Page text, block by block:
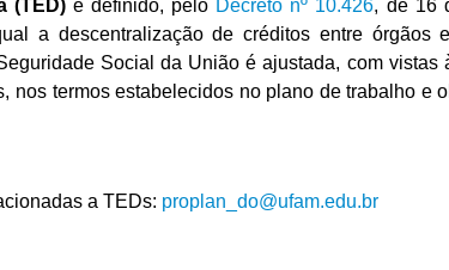
(TED)é definido, pelo Decreto nº 10.426, de 16
a descentralização de créditos entre órgãos
Social da União é ajustada, com vistas
nos termos estabelecidos no plano de trabalho e
a TEDs: proplan_do@ufam.edu.br